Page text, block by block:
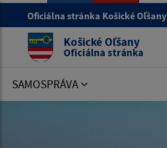
Oficiálna stránka Košické Oľšany
Košické Oľšany
Oficiálna stránka
SAMOSPRÁVA